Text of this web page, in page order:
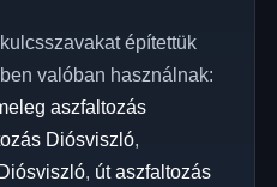
építettük
valóban használnak:
aszfaltozás
Diósviszló,
, út aszfaltozás